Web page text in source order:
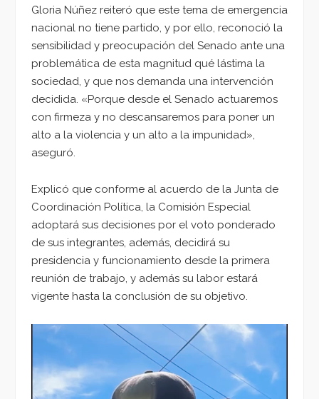
Gloria Núñez reiteró que este tema de emergencia
nacional no tiene partido, y por ello, reconoció la
sensibilidad y preocupación del Senado ante una
problemática de esta magnitud qué lástima la
sociedad, y que nos demanda una intervención
decidida. «Porque desde el Senado actuaremos
con firmeza y no descansaremos para poner un
alto a la violencia y un alto a la impunidad»,
aseguró.
Explicó que conforme al acuerdo de la Junta de
Coordinación Política, la Comisión Especial
adoptará sus decisiones por el voto ponderado
de sus integrantes, además, decidirá su
presidencia y funcionamiento desde la primera
reunión de trabajo, y además su labor estará
vigente hasta la conclusión de su objetivo.
Reproductor
vídeo